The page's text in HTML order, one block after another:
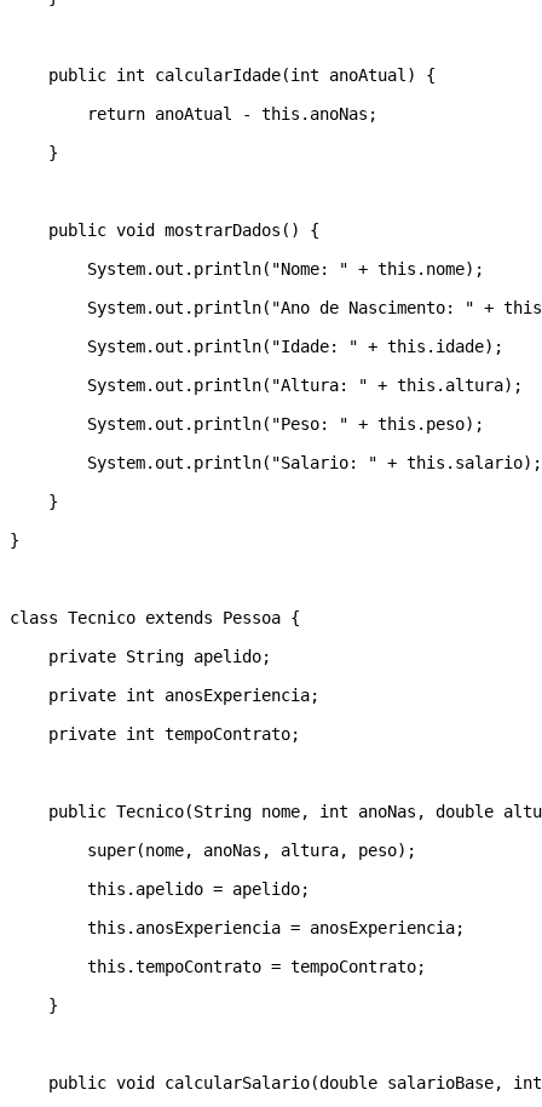
    public int calcularIdade(int anoAtual) {
        return anoAtual - this.anoNas;
    }
    public void mostrarDados() {
        System.out.println("Nome: " + this.nome);
System.out.println("Ano de Nascimento: " +
        System.out.println("Idade: " + this.idade);
        System.out.println("Altura: " + this.altura);
        System.out.println("Peso: " + this.peso);
System.out.println("Salario: " +
    }
}
class Tecnico extends Pessoa {
    private String apelido;
    private int anosExperiencia;
    private int tempoContrato;
public Tecnico(String nome, int anoNas, double
        super(nome, anoNas, altura, peso);
        this.apelido = apelido;
        this.anosExperiencia = anosExperiencia;
        this.tempoContrato = tempoContrato;
    }
public void calcularSalario(double salarioBase,